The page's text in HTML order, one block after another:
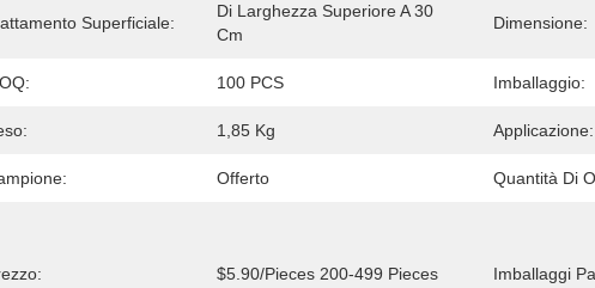
Superficiale:
Di Larghezza Superiore A 30
Cm
Dimensione:
100 PCS Imballaggio:
1,85 Kg Applicazione:
Offerto Quantità Di
$5.90/pieces 200-499 Pieces Imballaggi